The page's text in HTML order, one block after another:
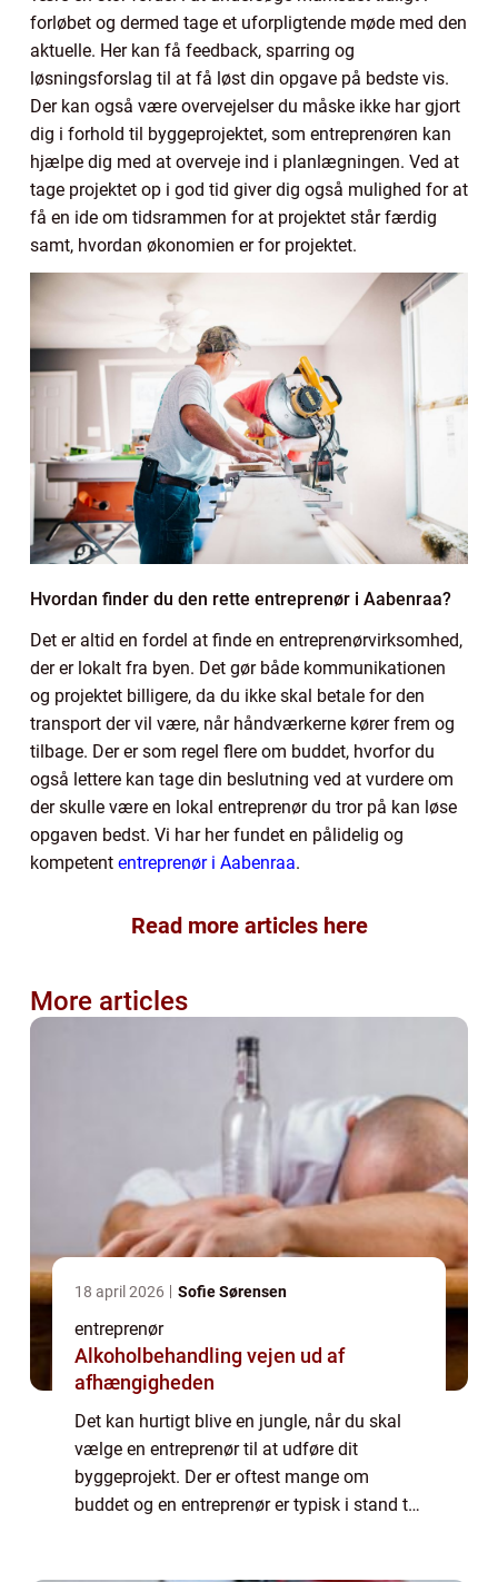
forløbet og dermed tage et uforpligtende møde med den
aktuelle. Her kan få feedback, sparring og
løsningsforslag til at få løst din opgave på bedste vis.
Der kan også være overvejelser du måske ikke har gjort
dig i forhold til byggeprojektet, som entreprenøren kan
hjælpe dig med at overveje ind i planlægningen. Ved at
tage projektet op i god tid giver dig også mulighed for at
få en ide om tidsrammen for at projektet står færdig
samt, hvordan økonomien er for projektet.
Hvordan finder du den rette entreprenør i Aabenraa?
Det er altid en fordel at finde en entreprenørvirksomhed,
der er lokalt fra byen. Det gør både kommunikationen
og projektet billigere, da du ikke skal betale for den
transport der vil være, når håndværkerne kører frem og
tilbage. Der er som regel flere om buddet, hvorfor du
også lettere kan tage din beslutning ved at vurdere om
der skulle være en lokal entreprenør du tror på kan løse
opgaven bedst. Vi har her fundet en pålidelig og
kompetent entreprenør i Aabenraa.
Read more articles here
More articles
18 april 2026 Sofie Sørensen
entreprenør
Alkoholbehandling vejen ud af
afhængigheden
Det kan hurtigt blive en jungle, når du skal
vælge en entreprenør til at udføre dit
byggeprojekt. Der er oftest mange om
buddet og en entreprenør er typisk i stand til